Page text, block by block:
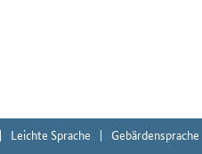
Leichte Sprache Gebärdensprache